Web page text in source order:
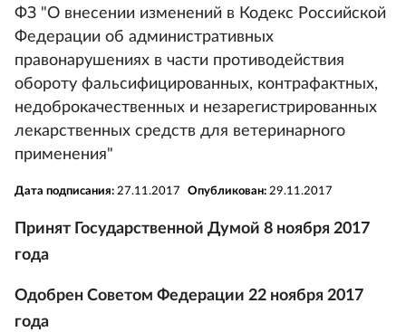
ФЗ "О внесении изменений в Кодекс Российской
Федерации об административных
правонарушениях в части противодействия
обороту фальсифицированных, контрафактных,
недоброкачественных и незарегистрированных
лекарственных средств для ветеринарного
применения"
Дата подписания: 27.11.2017 Опубликован: 29.11.2017
Принят Государственной Думой 8 ноября 2017
года
Одобрен Советом Федерации 22 ноября 2017
года